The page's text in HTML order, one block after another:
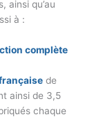
ainsi qu’au
à :
complète
de
ainsi de 3,5
chaque